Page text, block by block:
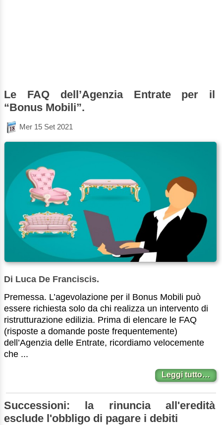
Le FAQ dell’Agenzia Entrate per il
“Bonus Mobili”.
Mer 15 Set 2021
Di Luca De Franciscis.
Premessa. L’agevolazione per il Bonus Mobili può
essere richiesta solo da chi realizza un intervento di
ristrutturazione edilizia. Prima di elencare le FAQ
(risposte a domande poste frequentemente)
dell’Agenzia delle Entrate, ricordiamo velocemente
che ...
Leggi tutto…
Successioni: la rinuncia all'eredità
esclude l'obbligo di pagare i debiti